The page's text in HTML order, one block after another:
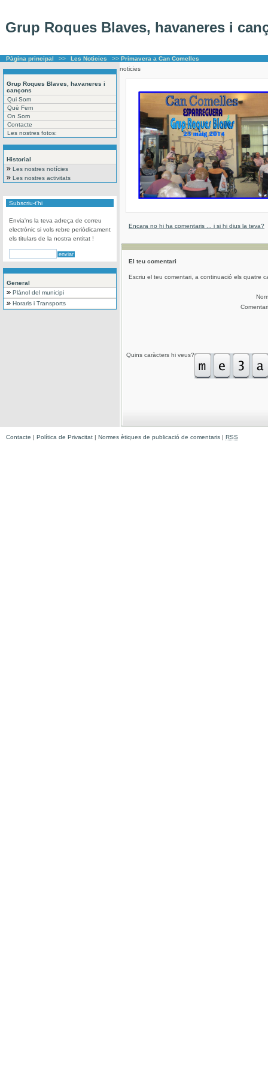
Grup Roques Blaves, havaneres i
Pàgina principal >> Les Noticies >> Primavera a Can Comelles
Grup Roques Blaves, havaneres i
cançons
Qui Som
Què Fem
On Som
Contacte
Les nostres fotos:
Historial
Les nostres notícies
Les nostres activitats
Subscriu-t'hi
Envia'ns la teva adreça de correu
electrònic si vols rebre periòdicament
els titulars de la nostra entitat !
General
Plànol del municipi
Horaris i Transports
noticies
Encara no hi ha comentaris ... i si hi dius la teva?
El teu comentari
Escriu el teu comentari, a continuació els quatre
Nom
Comentari
Quins caràcters hi veus?
Contacte | Política de Privacitat | Normes ètiques de publicació de comentaris | RSS